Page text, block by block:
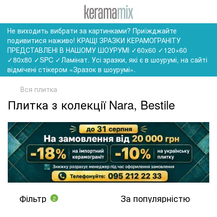
Не виходить вибрати за картинками? Приїжджайте
подивитися наживо! КРАЩІ ЗРАЗКИ КЕРАМОГРАНІТУ
ПРЕДСТАВЛЕНІ В НАШОМУ ШОУРУМІ ✓60x60 ✓120×60
✓80x80 ✓SPC ✓Ламінат. Усі зразки, які є в шоурумі, на сайті
відмічені стікером «Зразок в шоурумі».
Вся плитка
Плитка з колекції Nara, Bestile
Фільтр 2 За популярністю